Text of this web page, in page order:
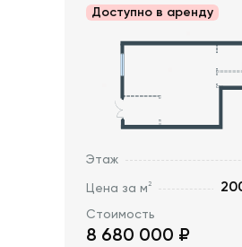
Доступно в аренду
Этаж
Цена за м2
Стоимость
8 680 000 ₽